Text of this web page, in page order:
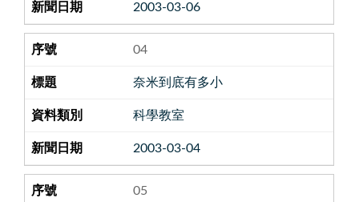
2003-03-06
04
奈米到底有多小
科學教室
2003-03-04
05